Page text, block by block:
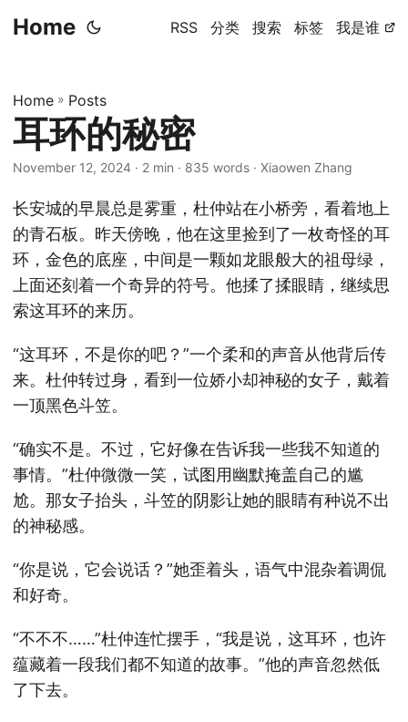
Home RSS 分类 搜索 标签 我是谁
Home » Posts
耳环的秘密
November 12, 2024 · 2 min · 835 words · Xiaowen Zhang
长安城的早晨总是雾重，杜仲站在小桥旁，看着地上
的青石板。昨天傍晚，他在这里捡到了一枚奇怪的耳
环，金色的底座，中间是一颗如龙眼般大的祖母绿，
上面还刻着一个奇异的符号。他揉了揉眼睛，继续思
索这耳环的来历。
“这耳环，不是你的吧？”一个柔和的声音从他背后传
来。杜仲转过身，看到一位娇小却神秘的女子，戴着
一顶黑色斗笠。
“确实不是。不过，它好像在告诉我一些我不知道的
事情。”杜仲微微一笑，试图用幽默掩盖自己的尴
尬。那女子抬头，斗笠的阴影让她的眼睛有种说不出
的神秘感。
“你是说，它会说话？”她歪着头，语气中混杂着调侃
和好奇。
“不不不……”杜仲连忙摆手，“我是说，这耳环，也许
蕴藏着一段我们都不知道的故事。”他的声音忽然低
了下去。